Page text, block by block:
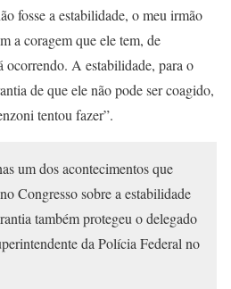
fosse a estabilidade, o meu irmão
a coragem que ele tem, de
ocorrendo. A estabilidade, para o
de que ele não pode ser coagido,
tentou fazer”.
um dos acontecimentos que
Congresso sobre a estabilidade
também protegeu o delegado
da Polícia Federal no